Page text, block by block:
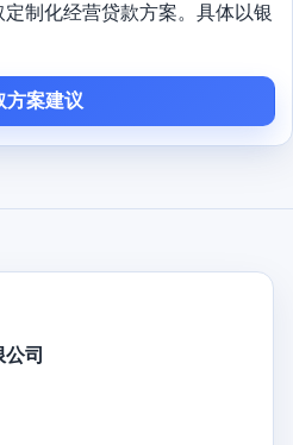
制化经营贷款方案。具体以银
方案建议
司